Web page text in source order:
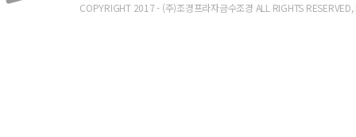
COPYRIGHT 2017 - (주)조경프라자금수조경 ALL RIGHTS